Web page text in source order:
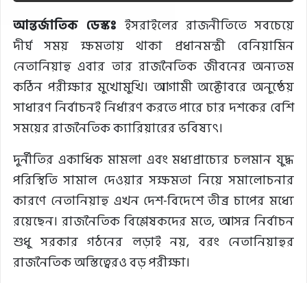
আন্তর্জাতিক ডেস্কঃ ইসরাইলের রাজনীতিতে সবচেয়ে
দীর্ঘ সময় ক্ষমতায় থাকা প্রধানমন্ত্রী বেনিয়ামিন
নেতানিয়াহু এবার তার রাজনৈতিক জীবনের অন্যতম
কঠিন পরীক্ষার মুখোমুখি। আগামী অক্টোবরে অনুষ্ঠেয়
সাধারণ নির্বাচনই নির্ধারণ করতে পারে চার দশকের বেশি
সময়ের রাজনৈতিক ক্যারিয়ারের ভবিষ্যৎ।
দুর্নীতির একাধিক মামলা এবং মধ্যপ্রাচ্যের চলমান যুদ্ধ
পরিস্থিতি সামাল দেওয়ার সক্ষমতা নিয়ে সমালোচনার
কারণে নেতানিয়াহু এখন দেশ-বিদেশে তীব্র চাপের মধ্যে
রয়েছেন। রাজনৈতিক বিশ্লেষকদের মতে, আসন্ন নির্বাচন
শুধু সরকার গঠনের লড়াই নয়, বরং নেতানিয়াহুর
রাজনৈতিক অস্তিত্বেরও বড় পরীক্ষা।